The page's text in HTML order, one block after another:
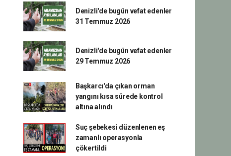
Denizli'de bugün vefat edenler
31 Temmuz 2026
Denizli'de bugün vefat edenler
29 Temmuz 2026
Başkarcı'da çıkan orman
yangını kısa sürede kontrol
altına alındı
Suç şebekesi düzenlenen eş
zamanlı operasyonla
çökertildi